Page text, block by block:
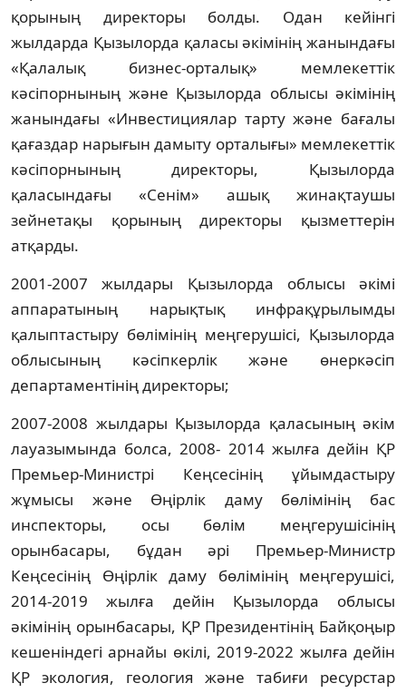
қорының директоры болды. Одан кейінгі
жылдарда Қызылорда қаласы әкімінің жанындағы
«Қалалық бизнес-орталық» мемлекеттік
кәсіпорнының және Қызылорда облысы әкімінің
жанындағы «Инвестициялар тарту және бағалы
қағаздар нарығын дамыту орталығы» мемлекеттік
кәсіпорнының директоры, Қызылорда
қаласындағы «Сенім» ашық жинақтаушы
зейнетақы қорының директоры қызметтерін
атқарды.
2001-2007 жылдары Қызылорда облысы әкімі
аппаратының нарықтық инфрақұрылымды
қалыптастыру бөлімінің меңгерушісі, Қызылорда
облысының кәсіпкерлік және өнеркәсіп
департаментінің директоры;
2007-2008 жылдары Қызылорда қаласының әкім
лауазымында болса, 2008- 2014 жылға дейін ҚР
Премьер-Министрі Кеңсесінің ұйымдастыру
жұмысы және Өңірлік даму бөлімінің бас
инспекторы, осы бөлім меңгерушісінің
орынбасары, бұдан әрі Премьер-Министр
Кеңсесінің Өңірлік даму бөлімінің меңгерушісі,
2014-2019 жылға дейін Қызылорда облысы
әкімінің орынбасары, ҚР Президентінің Байқоңыр
кешеніндегі арнайы өкілі, 2019-2022 жылға дейін
ҚР экология, геология және табиғи ресурстар